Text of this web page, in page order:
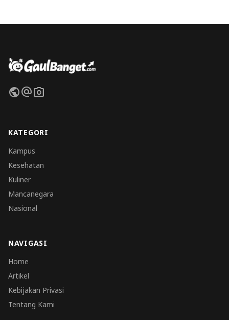
publicalternate_emailphoto_camera
KATEGORI
Kampus
Kesehatan
Kuliner
Mancanegara
Nasional
NAVIGASI
Home
Artikel
Kebijakan Privasi
Tentang Kami